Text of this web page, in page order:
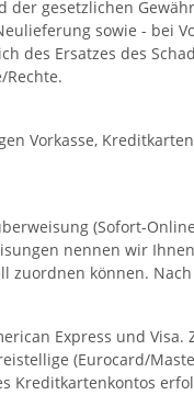
der gesetzlichen
sowie - bei
des Ersatzes des
Vorkasse,
(Sofort-
nennen wir
zuordnen können.
Express und
(Eurocard/
Kreditkartenkontos